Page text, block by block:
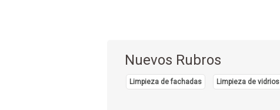
Nuevos Rubros
Limpieza de fachadas Limpieza de vidrios